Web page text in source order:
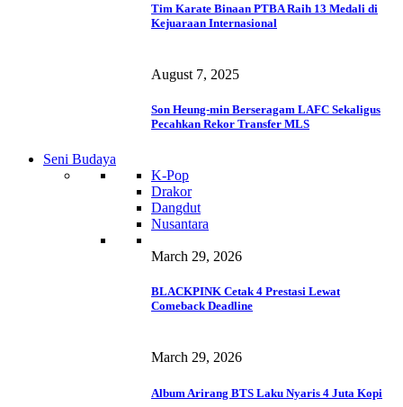
Tim Karate Binaan PTBA Raih 13 Medali di
Kejuaraan Internasional
August 7, 2025
Son Heung-min Berseragam LAFC Sekaligus
Pecahkan Rekor Transfer MLS
Seni Budaya
K-Pop
Drakor
Dangdut
Nusantara
March 29, 2026
BLACKPINK Cetak 4 Prestasi Lewat
Comeback Deadline
March 29, 2026
Album Arirang BTS Laku Nyaris 4 Juta Kopi